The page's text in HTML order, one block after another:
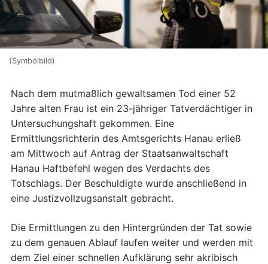
(Symbolbild)
Nach dem mutmaßlich gewaltsamen Tod einer 52
Jahre alten Frau ist ein 23-jähriger Tatverdächtiger in
Untersuchungshaft gekommen. Eine
Ermittlungsrichterin des Amtsgerichts Hanau erließ
am Mittwoch auf Antrag der Staatsanwaltschaft
Hanau Haftbefehl wegen des Verdachts des
Totschlags. Der Beschuldigte wurde anschließend in
eine Justizvollzugsanstalt gebracht.
Die Ermittlungen zu den Hintergründen der Tat sowie
zu dem genauen Ablauf laufen weiter und werden mit
dem Ziel einer schnellen Aufklärung sehr akribisch